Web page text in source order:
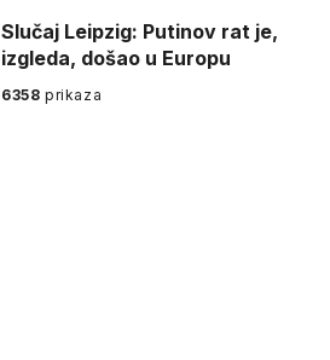
Slučaj Leipzig: Putinov rat je,
izgleda, došao u Europu
6358 prikaza